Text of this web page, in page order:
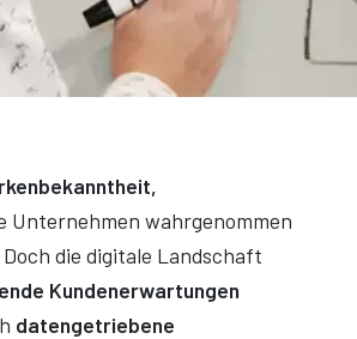
Unternehmen wahrgenommen
Doch die digitale Landschaft
Kundenerwartungen
datengetriebene